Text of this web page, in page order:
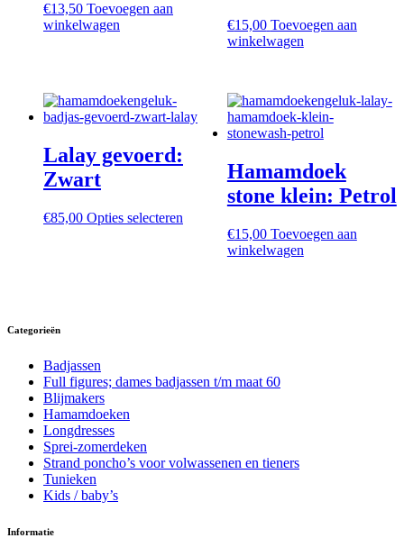
€13,50 Toevoegen aan
winkelwagen
€15,00 Toevoegen aan
winkelwagen
Lalay gevoerd:
Zwart
€85,00 Opties selecteren
op
Hamamdoek
stone klein: Petrol
€15,00 Toevoegen aan
winkelwagen
Categorieën
Badjassen
Full figures; dames badjassen t/m maat 60
Blijmakers
Hamamdoeken
Longdresses
Sprei-zomerdeken
Strand poncho’s voor volwassenen en tieners
Tunieken
Kids / baby’s
Informatie